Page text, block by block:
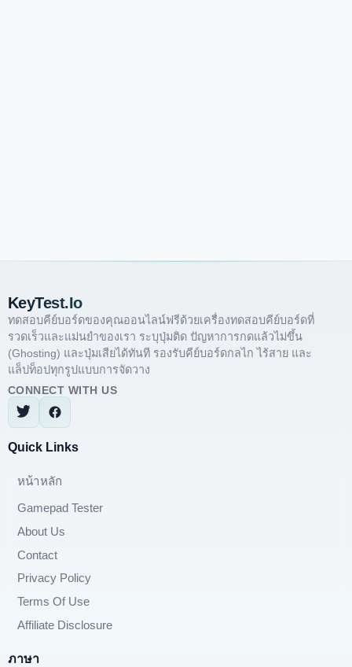
KeyTest.io
ทดสอบคีย์บอร์ดของคุณออนไลน์ฟรีด้วยเครื่องทดสอบคีย์บอร์ดที่
รวดเร็วและแม่นยำของเรา ระบุปุ่มติด ปัญหาการกดแล้วไม่ขึ้น
(ghosting) และปุ่มเสียได้ทันที รองรับคีย์บอร์ดกลไก ไร้สาย และ
แล็ปท็อปทุกรูปแบบการจัดวาง
CONNECT WITH US
Quick Links
หน้าหลัก
Gamepad Tester
About Us
Contact
Privacy Policy
Terms Of Use
Affiliate Disclosure
ภาษา